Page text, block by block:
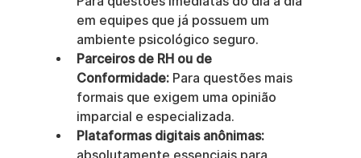
em equipes que já possuem um
ambiente psicológico seguro.
Parceiros de RH ou de
Conformidade: Para questões mais
formais que exigem uma opinião
imparcial e especializada.
Plataformas digitais anônimas: